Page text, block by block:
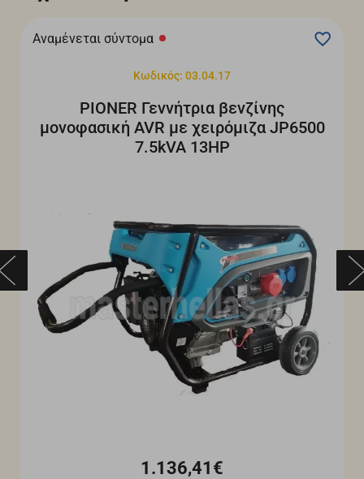
Αναμένεται σύντομα
Κωδικός: 03.04.17
PIONER Γεννήτρια βενζίνης
μονοφασική AVR με χειρόμιζα JP6500
7.5kVA 13HP
1.136,41€